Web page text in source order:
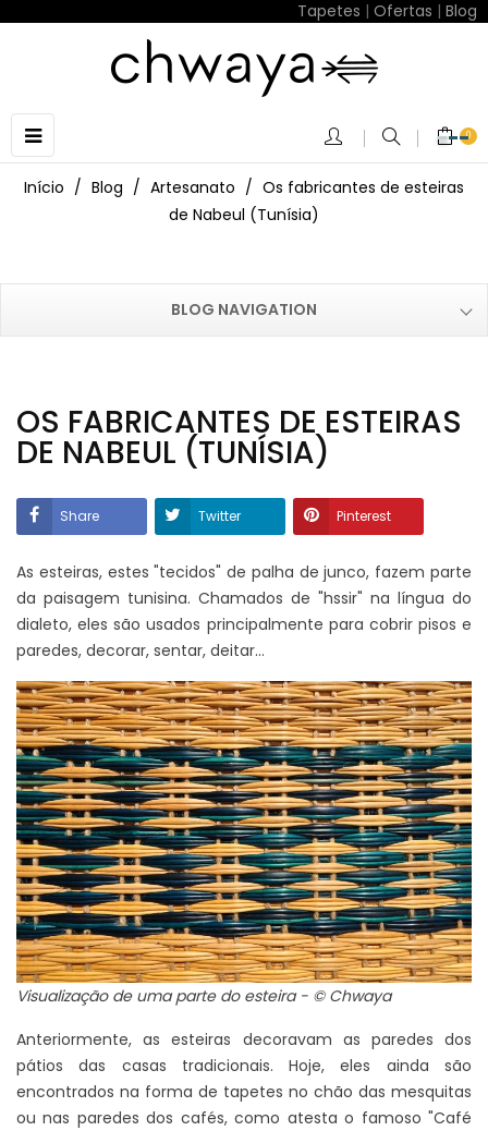
Tapetes | Ofertas | Blog
Toggle
navigation
☰ 0
Início Blog Artesanato
Os fabricantes de esteiras
de Nabeul (Tunísia)
BLOG NAVIGATION
OS FABRICANTES DE ESTEIRAS
DE NABEUL (TUNÍSIA)
Share Twitter Pinterest
As esteiras, estes "tecidos" de palha de junco, fazem parte
da paisagem tunisina. Chamados de "hssir" na língua do
dialeto, eles são usados ​​principalmente para cobrir pisos e
paredes, decorar, sentar, deitar...
Visualização de uma parte do esteira - © Chwaya
Anteriormente, as esteiras decoravam as paredes dos
pátios das casas tradicionais. Hoje, eles ainda são
encontrados na forma de tapetes no chão das mesquitas
ou nas paredes dos cafés, como atesta o famoso "Café